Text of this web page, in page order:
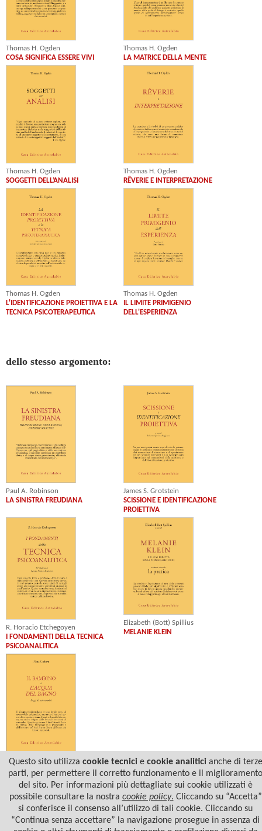
Thomas H. Ogden
COSA SIGNIFICA ESSERE VIVI
Thomas H. Ogden
LA MATRICE DELLA MENTE
Thomas H. Ogden
SOGGETTI DELL’ANALISI
Thomas H. Ogden
RÊVERIE E INTERPRETAZIONE
Thomas H. Ogden
L'IDENTIFICAZIONE PROIETTIVA E LA
TECNICA PSICOTERAPEUTICA
Thomas H. Ogden
IL LIMITE PRIMIGENIO
DELL'ESPERIENZA
dello stesso argomento:
Paul A. Robinson
LA SINISTRA FREUDIANA
James S. Grotstein
SCISSIONE E IDENTIFICAZIONE
PROIETTIVA
R. Horacio Etchegoyen
I FONDAMENTI DELLA TECNICA
PSICOANALITICA
Elizabeth (Bott) Spillius
MELANIE KLEIN
Nina Coltart
IL BAMBINO E L'ACQUA DEL BAGNO
Questo sito utilizza cookie tecnicie cookie analiticianche di terze
parti, per permettere il corretto funzionamento e il miglioramento
del sito. Per informazioni più dettagliate sui cookie utilizzati è
possibile consultare la nostra cookie policy. Cliccando su “Accetta”
si conferisce il consenso all’utilizzo di tali cookie. Cliccando su
“Continua senza accettare” la navigazione prosegue in assenza di